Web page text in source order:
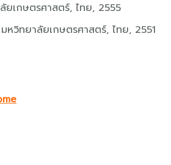
เกษตรศาสตร์, ไทย, 2555
วิทยาลัยเกษตรศาสตร์, ไทย, 2551